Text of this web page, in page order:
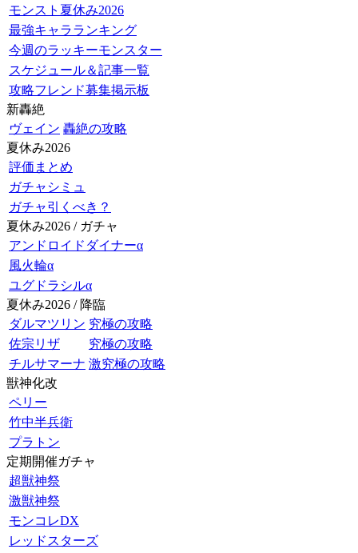
モンスト夏休み2026
最強キャラランキング
今週のラッキーモンスター
スケジュール＆記事一覧
攻略フレンド募集掲示板
新轟絶
ヴェイン 轟絶の攻略
夏休み2026
評価まとめ
ガチャシミュ
ガチャ引くべき？
夏休み2026 / ガチャ
アンドロイドダイナーα
風火輪α
ユグドラシルα
夏休み2026 / 降臨
ダルマツリン 究極の攻略
佐宗リザ
究極の攻略
チルサマーナ 激究極の攻略
獣神化改
ペリー
竹中半兵衛
プラトン
定期開催ガチャ
超獣神祭
激獣神祭
モンコレDX
レッドスターズ